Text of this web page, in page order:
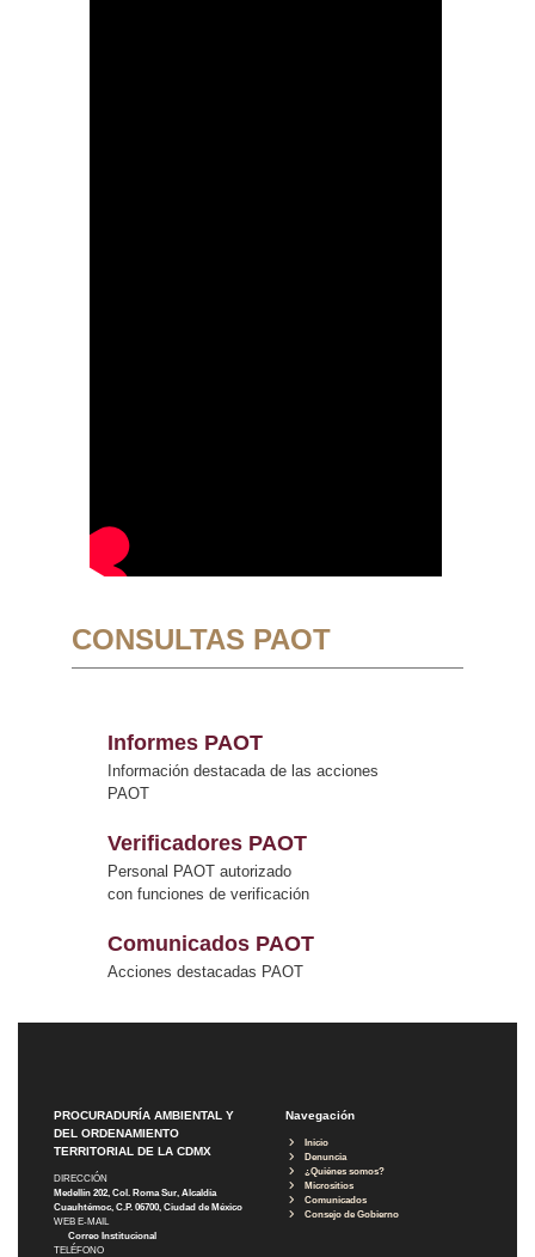
CONSULTAS PAOT
Informes PAOT
Información destacada de las acciones
PAOT
Verificadores PAOT
Personal PAOT autorizado
con funciones de verificación
Comunicados PAOT
Acciones destacadas PAOT
PROCURADURÍA AMBIENTAL Y
DEL ORDENAMIENTO
TERRITORIAL DE LA CDMX
DIRECCIÓN
Medellín 202, Col. Roma Sur, Alcaldía
Cuauhtémoc, C.P. 06700, Ciudad de México
WEB E-MAIL
Correo Institucional
TELÉFONO
Navegación
Inicio
Denuncia
¿Quiénes somos?
Micrositios
Comunicados
Consejo de Gobierno